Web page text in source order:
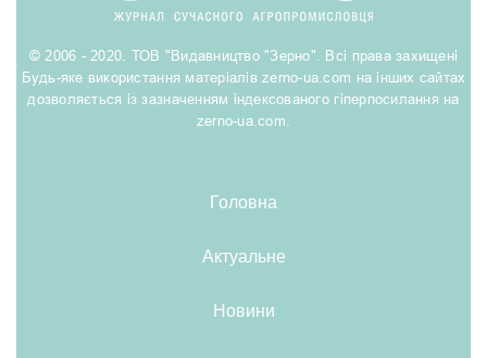
© 2006 - 2020. ТОВ "Видавництво "Зерно". Всі права захищені
Будь-яке використання матеріалів zerno-ua.com на інших сайтах
дозволяється із зазначенням індексованого гіперпосилання на
zerno-ua.com.
Головна
Актуальне
Новини